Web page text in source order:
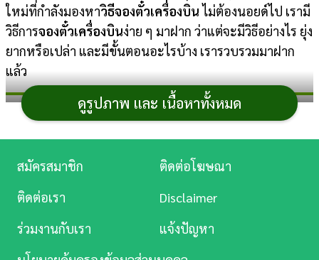
ใหม่ที่กำลังมองหาวิธีจองตั๋วเครื่องบิน ไม่ต้องนอยด์ไป เรามี
วิธีการจองตั๋วเครื่องบินง่าย ๆ มาฝาก ว่าแต่จะมีวิธีอย่างไร ยุ่ง
ยากหรือเปล่า และมีขั้นตอนอะไรบ้าง เรารวบรวมมาฝาก
แล้ว
วิธีจองตั๋วเครื่องบิน
ดูรูปภาพ และ เนื้อหาทั้งหมด
การ
ศึกษา
บันเทิง
ดู
Music
สมัครสมาชิก
ติดต่อโฆษณา
ติดต่อเรา
Disclaimer
ร่วมงานกับเรา
แจ้งปัญหา